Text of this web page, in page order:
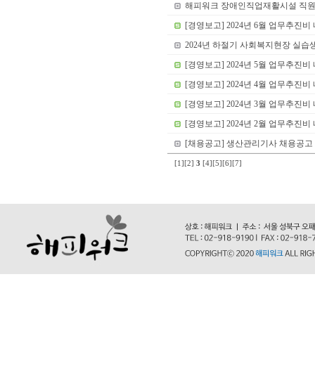
해피워크 장애인직업재활시설 직
[경영보고] 2024년 6월 업무추진비
2024년 하절기 사회복지현장 실습
[경영보고] 2024년 5월 업무추진비
[경영보고] 2024년 4월 업무추진비
[경영보고] 2024년 3월 업무추진비
[경영보고] 2024년 2월 업무추진비
[채용공고] 생산관리기사 채용공
[1] [2] 3 [4] [5] [6] [7]